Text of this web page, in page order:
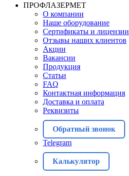
ПРОФЛАЗЕРМЕТ
О компании
Наше оборудование
Сертификаты и лицензии
Отзывы наших клиентов
Акции
Вакансии
Продукция
Статьи
FAQ
Контактная информация
Доставка и оплата
Реквизиты
Обратный звонок
Telegram
Калькулятор